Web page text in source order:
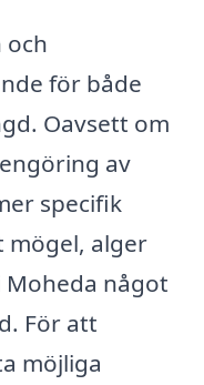
och
för både
Oavsett om
av
specifik
alger
något
För att
möjliga